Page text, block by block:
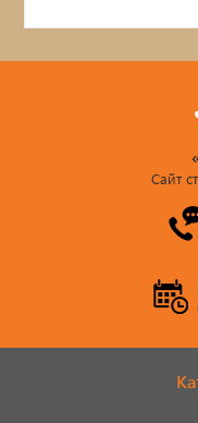
Сайт